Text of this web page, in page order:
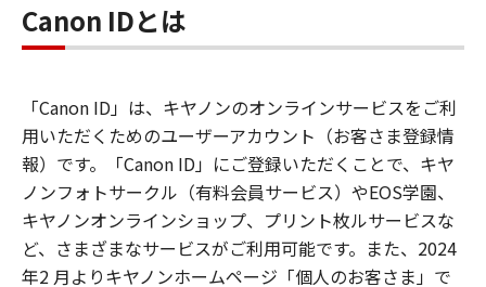
Canon IDとは
「Canon ID」は、キヤノンのオンラインサービスをご利
用いただくためのユーザーアカウント（お客さま登録情
報）です。「Canon ID」にご登録いただくことで、キヤ
ノンフォトサークル（有料会員サービス）やEOS学園、
キヤノンオンラインショップ、プリント枚ルサービスな
ど、さまざまなサービスがご利用可能です。また、2024
年2 月よりキヤノンホームページ「個人のお客さま」で